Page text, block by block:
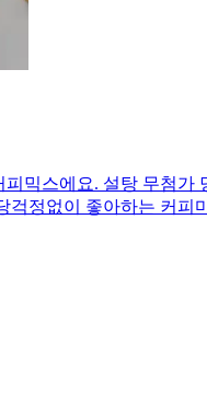
믹스에요. 설탕 무첨
걱정없이 좋아하는 커